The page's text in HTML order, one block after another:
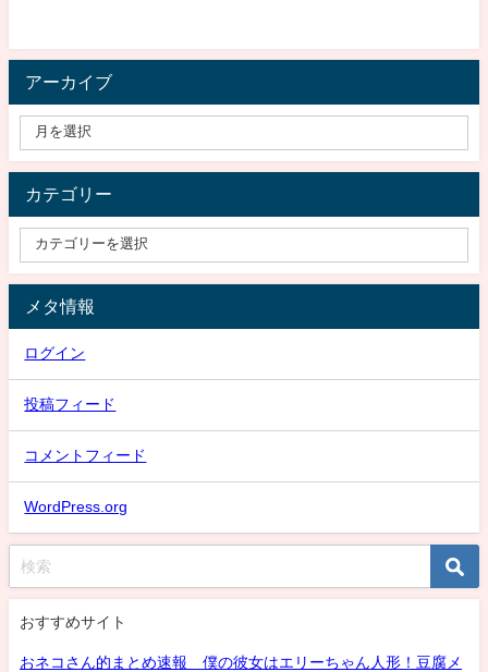
アーカイブ
カテゴリー
メタ情報
ログイン
投稿フィード
コメントフィード
WordPress.org
おすすめサイト
おネコさん的まとめ速報 僕の彼女はエリーちゃん人形！豆腐メ